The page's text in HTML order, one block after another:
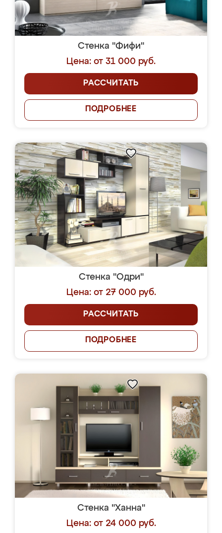
Стенка "Фифи"
Цена: от 31 000 руб.
РАССЧИТАТЬ
ПОДРОБНЕЕ
Стенка "Одри"
Цена: от 27 000 руб.
РАССЧИТАТЬ
ПОДРОБНЕЕ
Стенка "Ханна"
Цена: от 24 000 руб.